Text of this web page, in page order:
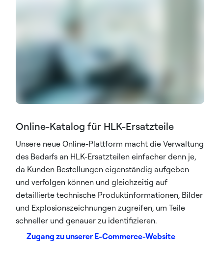
Online-Katalog für HLK-Ersatzteile
Unsere neue Online-Plattform macht die Verwaltung
des Bedarfs an HLK-Ersatzteilen einfacher denn je,
da Kunden Bestellungen eigenständig aufgeben
und verfolgen können und gleichzeitig auf
detaillierte technische Produktinformationen, Bilder
und Explosionszeichnungen zugreifen, um Teile
schneller und genauer zu identifizieren.
Zugang zu unserer E-Commerce-Website